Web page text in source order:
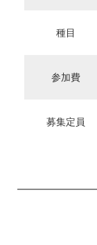
種目
参加費
募集定員